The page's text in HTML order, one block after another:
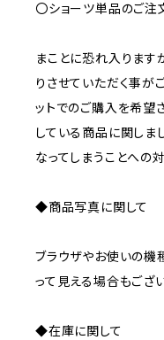
〇ショーツ単品のご注
まことに恐れ入ります
りさせていただく事が
ットでのご購入を希望
している商品に関しま
なってしまうことへの
◆商品写真に関して
ブラウザやお使いの機
って見える場合もござい
◆在庫に関して